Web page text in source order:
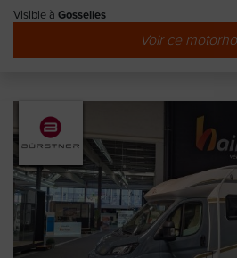
Visible à Gosselies
Voir ce